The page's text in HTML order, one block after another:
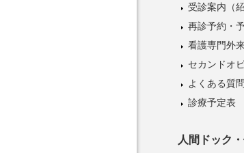
受診案内 （
再診予約・
看護専門外
セカンドオ
よくある質
診療予定表
人間ドック